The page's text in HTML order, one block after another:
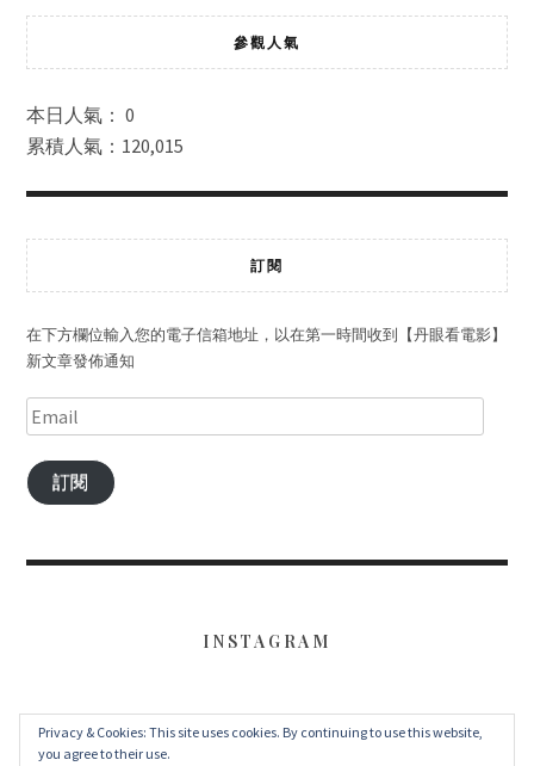
參觀人氣
本日人氣： 0
累積人氣：120,015
訂閱
在下方欄位輸入您的電子信箱地址，以在第一時間收到【丹眼看電影】
新文章發佈通知
訂閱
INSTAGRAM
FACEBOOK TWITTER INSTAGRAM
Privacy & Cookies: This site uses cookies. By continuing to use this website,
you agree to their use.